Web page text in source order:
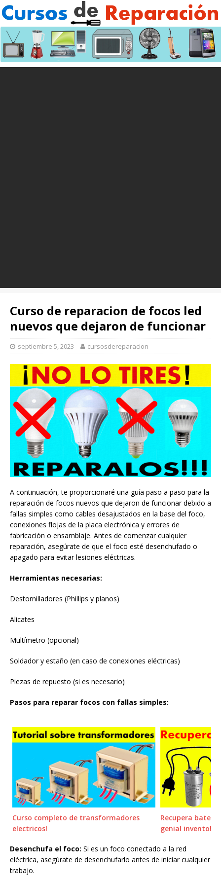
Curso de reparacion de focos led
nuevos que dejaron de funcionar
septiembre 5, 2023 cursosdereparacion
A continuación, te proporcionaré una guía paso a paso para la
reparación de focos nuevos que dejaron de funcionar debido a
fallas simples como cables desajustados en la base del foco,
conexiones flojas de la placa electrónica y errores de
fabricación o ensamblaje. Antes de comenzar cualquier
reparación, asegúrate de que el foco esté desenchufado o
apagado para evitar lesiones eléctricas.
Herramientas necesarias:
Destornilladores (Phillips y planos)
Alicates
Multímetro (opcional)
Soldador y estaño (en caso de conexiones eléctricas)
Piezas de repuesto (si es necesario)
Pasos para reparar focos con fallas simples:
Curso completo de transformadores
electricos!
Recupera
genial invento!
Desenchufa el foco: Si es un foco conectado a la red
eléctrica, asegúrate de desenchufarlo antes de iniciar cualquier
trabajo.